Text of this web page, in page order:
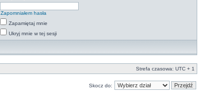
Zapomniałem hasła
Zapamiętaj mnie
Ukryj mnie w tej sesji
Strefa czasowa: UTC + 1
Skocz do: